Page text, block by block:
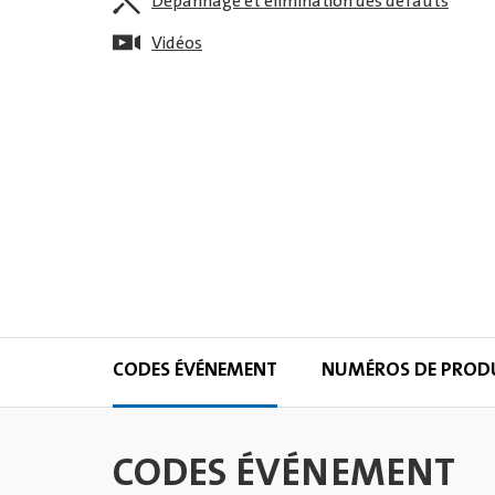
Vidéos
CODES ÉVÉNEMENT NUMÉROS DE
CODES ÉVÉNEMENT